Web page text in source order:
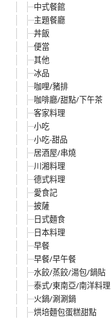
中式餐館
主題餐廳
丼飯
便當
其他
冰品
咖哩/豬排
咖啡廳/甜點/下午茶
客家料理
小吃
小吃-甜品
居酒屋/串燒
川湘料理
德式料理
愛食記
披薩
日式麵食
日本料理
早餐
早餐/早午餐
水餃/蒸餃/湯包/鍋貼
泰式/東南亞/南洋料理
火鍋/涮涮鍋
烘培麵包蛋糕甜點